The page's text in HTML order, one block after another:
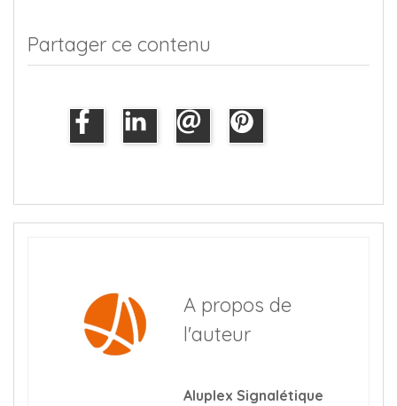
Partager ce contenu
A propos de
l'auteur
Aluplex Signalétique